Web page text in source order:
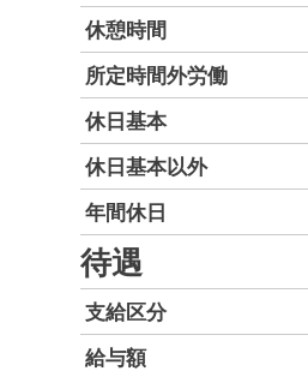
休憩時間
所定時間外労働
休日基本
休日基本以外
年間休日
待遇
支給区分
給与額